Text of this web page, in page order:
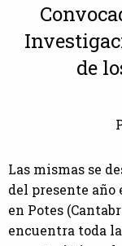
de
Las mismas se
del presente año
en Potes
encuentra toda